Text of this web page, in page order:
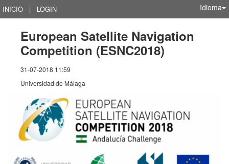
INICIO | LOGIN Idioma
European Satellite Navigation
Competition (ESNC2018)
31-07-2018 11:59
Universidad de Málaga